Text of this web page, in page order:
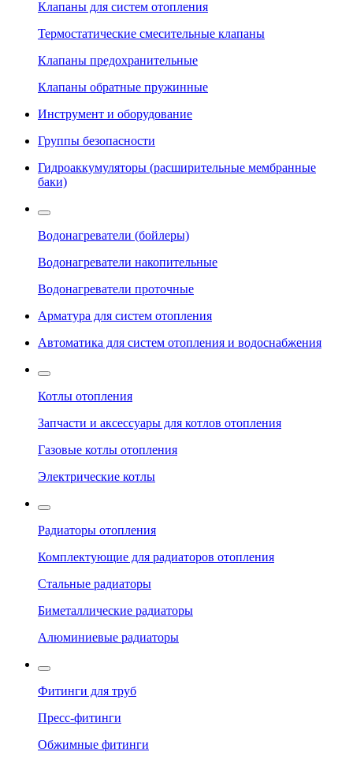
Клапаны для систем отопления
Термостатические смесительные клапаны
Клапаны предохранительные
Клапаны обратные пружинные
Инструмент и оборудование
Группы безопасности
Гидроаккумуляторы (расширительные мембранные
баки)
Водонагреватели (бойлеры)
Водонагреватели накопительные
Водонагреватели проточные
Арматура для систем отопления
Автоматика для систем отопления и водоснабжения
Котлы отопления
Запчасти и аксессуары для котлов отопления
Газовые котлы отопления
Электрические котлы
Радиаторы отопления
Комплектующие для радиаторов отопления
Стальные радиаторы
Биметаллические радиаторы
Алюминиевые радиаторы
Фитинги для труб
Пресс-фитинги
Обжимные фитинги